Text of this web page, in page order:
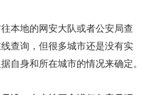
本地的网安大队或者公安局查
查询，但很多城市还是没有实
自身和所在城市的情况来确定。